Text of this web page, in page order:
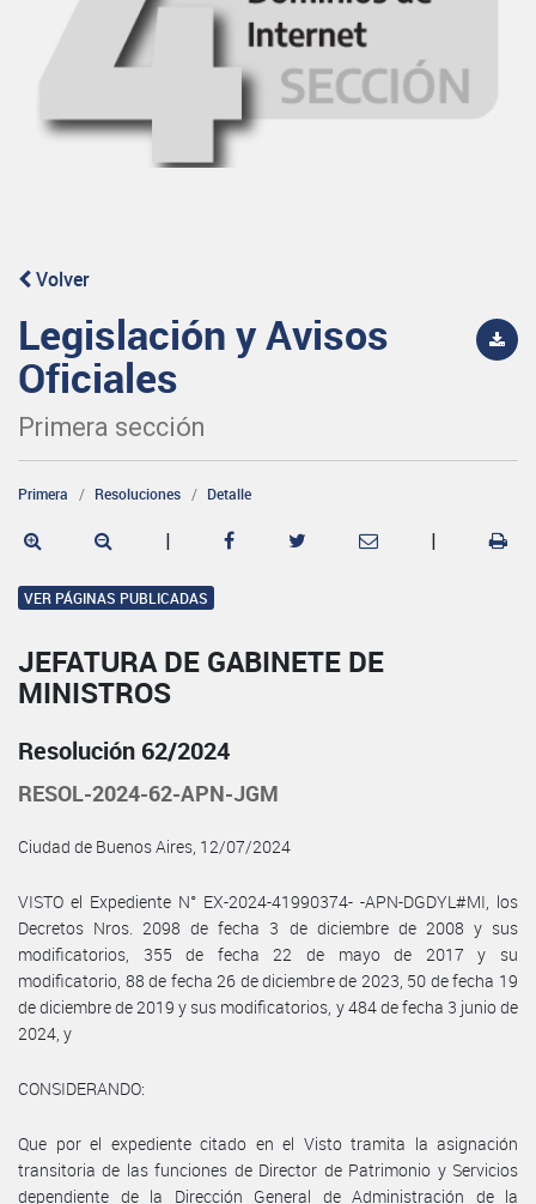
Volver
Legislación y Avisos
Oficiales
Primera sección
Primera Resoluciones Detalle
| |
VER PÁGINAS PUBLICADAS
JEFATURA DE GABINETE DE
MINISTROS
Resolución 62/2024
RESOL-2024-62-APN-JGM
Ciudad de Buenos Aires, 12/07/2024
VISTO el Expediente N° EX-2024-41990374- -APN-DGDYL#MI, los
Decretos Nros. 2098 de fecha 3 de diciembre de 2008 y sus
modificatorios, 355 de fecha 22 de mayo de 2017 y su
modificatorio, 88 de fecha 26 de diciembre de 2023, 50 de fecha 19
de diciembre de 2019 y sus modificatorios, y 484 de fecha 3 junio de
2024, y
CONSIDERANDO:
Que por el expediente citado en el Visto tramita la asignación
transitoria de las funciones de Director de Patrimonio y Servicios
dependiente de la Dirección General de Administración de la